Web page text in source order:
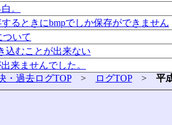
。
るときにbmpでしか保存ができません
いて
込むことが出来ない
来ませんでした。
・過去ログTOP> ログTOP> 平